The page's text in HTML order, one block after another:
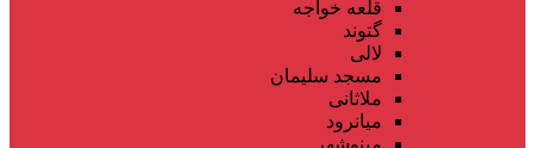
قلعه خواجه
گتوند
لالی
مسجد سلیمان
ملاثانی
میانرود
مینوشهر